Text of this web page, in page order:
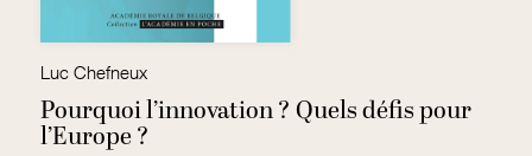
Luc Chefneux
Pourquoi l’innovation ? Quels défis pour
l’Europe ?